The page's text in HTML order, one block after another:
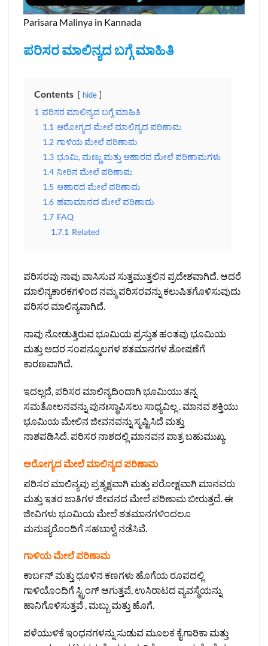
Parisara Malinya in Kannada
ಪರಿಸರ ಮಾಲಿನ್ಯದ ಬಗ್ಗೆ ಮಾಹಿತಿ
Contents hide
1 ಪರಿಸರ ಮಾಲಿನ್ಯದ ಬಗ್ಗೆ ಮಾಹಿತಿ
1.1 ಆರೋಗ್ಯದ ಮೇಲೆ ಮಾಲಿನ್ಯದ ಪರಿಣಾಮ
1.2 ಗಾಳಿಯ ಮೇಲೆ ಪರಿಣಾಮ
1.3 ಭೂಮಿ, ಮಣ್ಣು ಮತ್ತು ಆಹಾರದ ಮೇಲೆ ಪರಿಣಾಮಗಳು
1.4 ನೀರಿನ ಮೇಲೆ ಪರಿಣಾಮ
1.5 ಆಹಾರದ ಮೇಲೆ ಪರಿಣಾಮ
1.6 ಹವಾಮಾನದ ಮೇಲೆ ಪರಿಣಾಮ
1.7 FAQ
1.7.1 Related
ಪರಿಸರವು ನಾವು ವಾಸಿಸುವ ಸುತ್ತಮುತ್ತಲಿನ ಪ್ರದೇಶವಾಗಿದೆ. ಆದರೆ
ಮಾಲಿನ್ಯಕಾರಕಗಳಿಂದ ನಮ್ಮ ಪರಿಸರವನ್ನು ಕಲುಷಿತಗೊಳಿಸುವುದು
ಪರಿಸರ ಮಾಲಿನ್ಯವಾಗಿದೆ.
ನಾವು ನೋಡುತ್ತಿರುವ ಭೂಮಿಯ ಪ್ರಸ್ತುತ ಹಂತವು ಭೂಮಿಯ
ಮತ್ತು ಅದರ ಸಂಪನ್ಮೂಲಗಳ ಶತಮಾನಗಳ ಶೋಷಣೆಗೆ
ಕಾರಣವಾಗಿದೆ.
ಇದಲ್ಲದೆ, ಪರಿಸರ ಮಾಲಿನ್ಯದಿಂದಾಗಿ ಭೂಮಿಯು ತನ್ನ
ಸಮತೋಲನವನ್ನು ಪುನಃಸ್ಥಾಪಿಸಲು ಸಾಧ್ಯವಿಲ್ಲ . ಮಾನವ ಶಕ್ತಿಯು
ಭೂಮಿಯ ಮೇಲಿನ ಜೀವನವನ್ನು ಸೃಷ್ಟಿಸಿದೆ ಮತ್ತು
ನಾಶಪಡಿಸಿದೆ. ಪರಿಸರ ನಾಶದಲ್ಲಿ ಮಾನವನ ಪಾತ್ರ ಬಹುಮುಖ್ಯ.
ಆರೋಗ್ಯದ ಮೇಲೆ ಮಾಲಿನ್ಯದ ಪರಿಣಾಮ
ಪರಿಸರ ಮಾಲಿನ್ಯವು ಪ್ರತ್ಯಕ್ಷವಾಗಿ ಮತ್ತು ಪರೋಕ್ಷವಾಗಿ ಮಾನವರು
ಮತ್ತು ಇತರ ಜಾತಿಗಳ ಜೀವನದ ಮೇಲೆ ಪರಿಣಾಮ ಬೀರುತ್ತದೆ. ಈ
ಜೀವಿಗಳು ಭೂಮಿಯ ಮೇಲೆ ಶತಮಾನಗಳಿಂದಲೂ
ಮನುಷ್ಯರೊಂದಿಗೆ ಸಹಬಾಳ್ವೆ ನಡೆಸಿವೆ.
ಗಾಳಿಯ ಮೇಲೆ ಪರಿಣಾಮ
ಕಾರ್ಬನ್ ಮತ್ತು ಧೂಳಿನ ಕಣಗಳು ಹೊಗೆಯ ರೂಪದಲ್ಲಿ
ಗಾಳಿಯೊಂದಿಗೆ ಸ್ಟ್ರಿಂಗ್ ಆಗುತ್ತವೆ, ಉಸಿರಾಟದ ವ್ಯವಸ್ಥೆಯನ್ನು
ಹಾನಿಗೊಳಿಸುತ್ತವೆ , ಮಬ್ಬು ಮತ್ತು ಹೊಗೆ.
ಪಳೆಯುಳಿಕೆ ಇಂಧನಗಳನ್ನು ಸುಡುವ ಮೂಲಕ ಕೈಗಾರಿಕಾ ಮತ್ತು